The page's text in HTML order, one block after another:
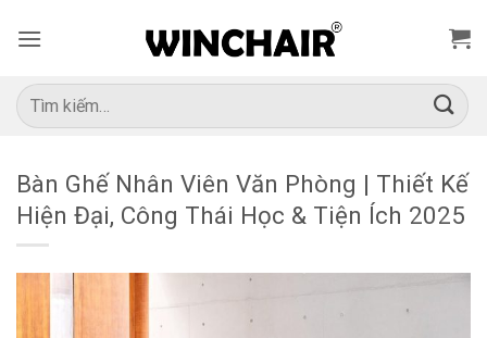
qua
dung
Tìm
kiếm:
Bàn Ghế Nhân Viên Văn Phòng | Thiết Kế
Hiện Đại, Công Thái Học & Tiện Ích 2025